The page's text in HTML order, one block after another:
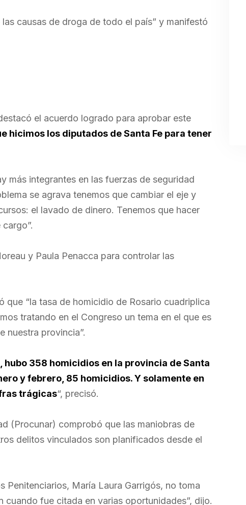
causas de droga de todo el país” y manifestó
el acuerdo logrado para aprobar este
hicimos los diputados de Santa Fe para tener
más integrantes en las fuerzas de seguridad
se agrava tenemos que cambiar el eje y
el lavado de dinero. Tenemos que hacer
y Paula Penacca para controlar las
que “la tasa de homicidio de Rosario cuadriplica
tratando en el Congreso un tema en el que es
nuestra provincia”.
hubo 358 homicidios en la provincia de Santa
y febrero, 85 homicidios. Y solamente en
trágicas“, precisó.
(Procunar) comprobó que las maniobras de
delitos vinculados son planificados desde el
Penitenciarios, María Laura Garrigós, no toma
fue citada en varias oportunidades”, dijo.